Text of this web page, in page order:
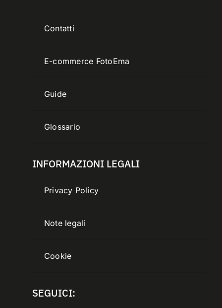
Contatti
E-commerce FotoEma
Guide
Glossario
INFORMAZIONI LEGALI
Privacy Policy
Note legali
Cookie
SEGUICI: